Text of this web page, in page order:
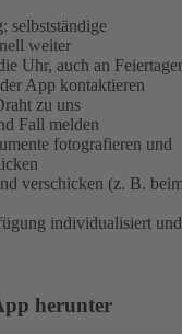
selbstständige
weiter
Uhr, auch an
App kontaktieren
zu uns
Fall melden
fotografieren und
verschicken (z. B.
individualisiert und
herunter